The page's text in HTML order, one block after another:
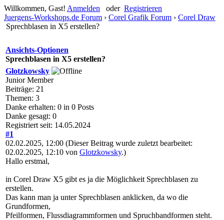
Willkommen, Gast! Anmelden oder Registrieren
Juergens-Workshops.de Forum › Corel Grafik Forum › Corel Draw
Sprechblasen in X5 erstellen?
Ansichts-Optionen
Sprechblasen in X5 erstellen?
Glotzkowsky
Junior Member
Beiträge: 21
Themen: 3
Danke erhalten: 0 in 0 Posts
Danke gesagt: 0
Registriert seit: 14.05.2024
#1
02.02.2025, 12:00 (Dieser Beitrag wurde zuletzt bearbeitet:
02.02.2025, 12:10 von Glotzkowsky.)
Hallo erstmal,
in Corel Draw X5 gibt es ja die Möglichkeit Sprechblasen zu
erstellen.
Das kann man ja unter Sprechblasen anklicken, da wo die
Grundformen,
Pfeilformen, Flussdiagrammformen und Spruchbandformen steht.